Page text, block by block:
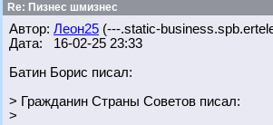
Re: Пизнес шмизнес
Автор: Леон25 (---.static-
Дата: 16-02-25 23:33
Батин Борис писал:
> Гражданин Страны Советов писал:
>